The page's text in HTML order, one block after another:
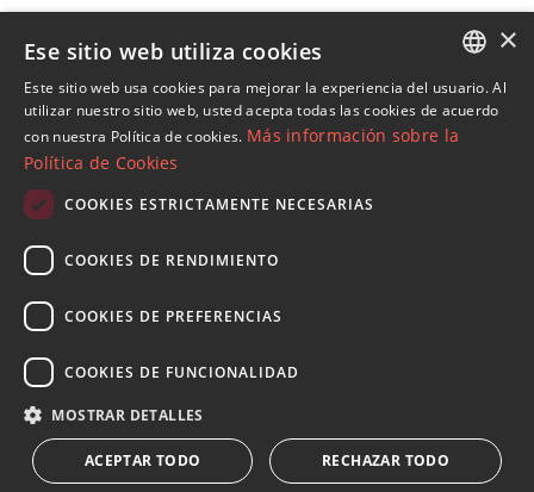
Promociones en Estepona Este
Promociones en Estepona
Suscribase a nuestro Newsletter
Reciba novedades sobre propiedades , actualidad y
estilo de vida de Marbella
Acepto el
Le informamos que los datos personales obtenidos mediante
este formulario...Expandir
ENGLISH
SPANISH
×
Ese sitio web utiliza cookies
Este sitio web usa cookies para mejorar la experiencia del usuario. Al
utilizar nuestro sitio web, usted acepta todas las cookies de acuerdo
con nuestra Política de cookies. Más información sobre la
Política de Cookies
COOKIES ESTRICTAMENTE NECESARIAS
COOKIES DE RENDIMIENTO
COOKIES DE PREFERENCIAS
COOKIES DE FUNCIONALIDAD
MOSTRAR DETALLES
ACEPTAR TODO RECHAZAR TODO